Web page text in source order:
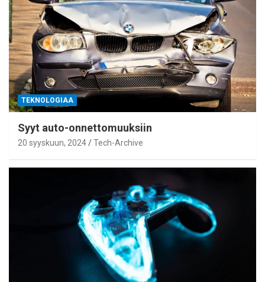
TEKNOLOGIAA
Syyt auto-onnettomuuksiin
20 syyskuun, 2024 Tech-Archive